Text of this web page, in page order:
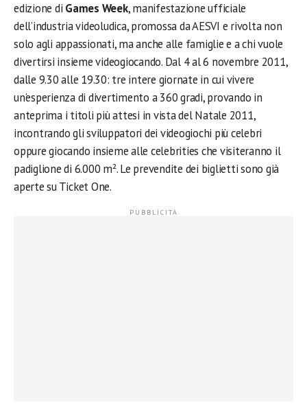
edizione di Games Week, manifestazione ufficiale
dell’industria videoludica, promossa da AESVI e rivolta non
solo agli appassionati, ma anche alle famiglie e a chi vuole
divertirsi insieme videogiocando. Dal 4 al 6 novembre 2011,
dalle 9.30 alle 19.30: tre intere giornate in cui vivere
un’esperienza di divertimento a 360 gradi, provando in
anteprima i titoli più attesi in vista del Natale 2011,
incontrando gli sviluppatori dei videogiochi più celebri
oppure giocando insieme alle celebrities che visiteranno il
padiglione di 6.000 m². Le prevendite dei biglietti sono già
aperte su Ticket One.